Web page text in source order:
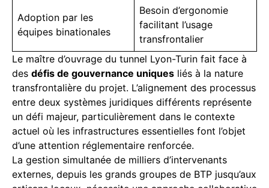
Adoption par les
équipes binationales
Besoin d’ergonomie
facilitant l’usage
transfrontalier
Le maître d’ouvrage du tunnel Lyon-Turin fait face à
des défis de gouvernance uniques liés à la nature
transfrontalière du projet. L’alignement des processus
entre deux systèmes juridiques différents représente
un défi majeur, particulièrement dans le contexte
actuel où les infrastructures essentielles font l’objet
d’une attention réglementaire renforcée.
La gestion simultanée de milliers d’intervenants
externes, depuis les grands groupes de BTP jusqu’aux